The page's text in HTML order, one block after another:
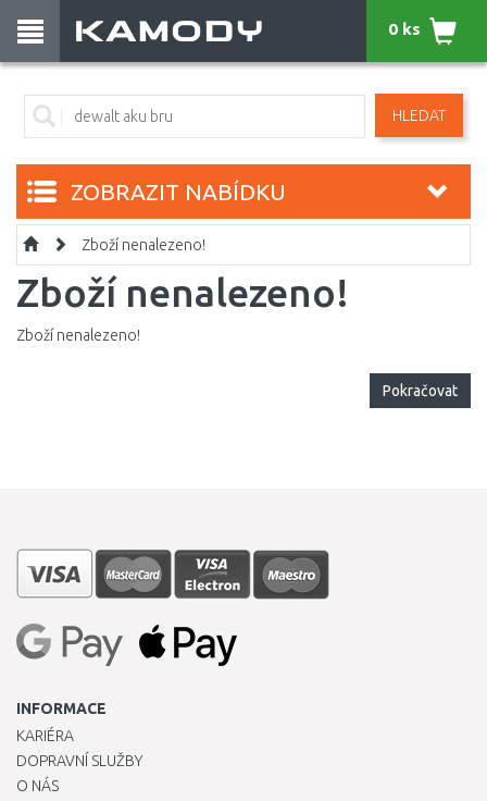
HLEDAT
0 ks
ZOBRAZIT NABÍDKU
Zboží nenalezeno!
Zboží nenalezeno!
Zboží nenalezeno!
Pokračovat
INFORMACE
KARIÉRA
DOPRAVNÍ SLUŽBY
O NÁS